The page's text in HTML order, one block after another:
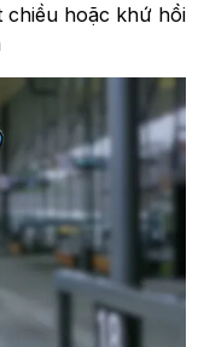
chiều hoặc khứ hồi